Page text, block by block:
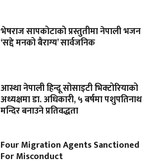
भेषराज सापकोटाको प्रस्तुतीमा नेपाली भजन
‘सद्दे मनको बैराग्य’ सार्वजनिक
आस्था नेपाली हिन्दू सोसाइटी भिक्टोरियाको
अध्यक्षमा डा. अधिकारी, ५ बर्षमा पशुपतिनाथ
मन्दिर बनाउने प्रतिवद्धता
Four Migration Agents Sanctioned
For Misconduct